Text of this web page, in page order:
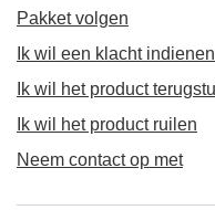
Pakket volgen
Ik wil een klacht
Ik wil het product
Ik wil het product ruilen
Neem contact op met